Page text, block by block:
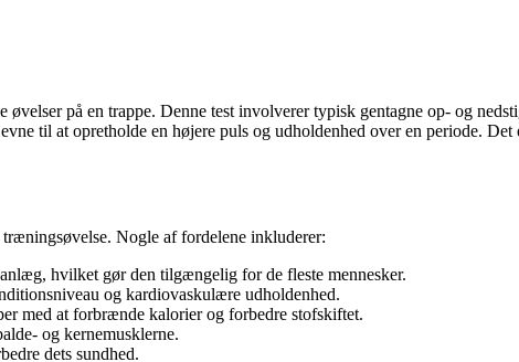
på en trappe. Denne test involverer typisk gentagne op- og
til at opretholde en højere puls og udholdenhed over en periode.
Nogle af fordelene inkluderer:
hvilket gør den tilgængelig for de fleste mennesker.
og kardiovaskulære udholdenhed.
med at forbrænde kalorier og forbedre stofskiftet.
og kernemusklerne.
dets sundhed.